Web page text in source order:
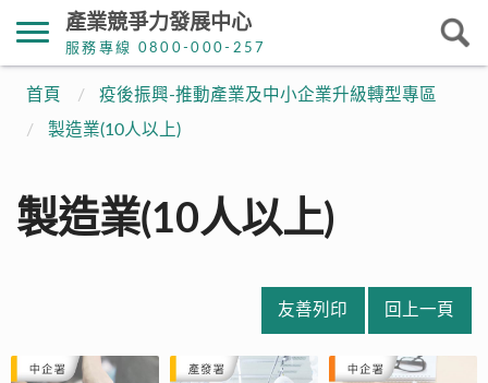
產業競爭力發展中心
服務專線 0800-000-257
首頁 疫後振興-推動產業及中小企業升級轉型專區
製造業(10人以上)
製造業(10人以上)
友善列印 回上一頁